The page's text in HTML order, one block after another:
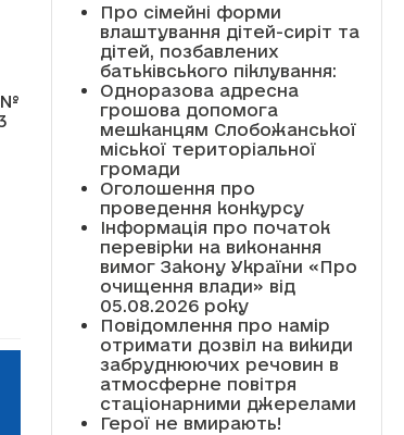
№
Про сімейні форми
влаштування дітей-сиріт та
дітей, позбавлених
батьківського піклування:
Одноразова адресна
грошова допомога
мешканцям Слобожанської
міської територіальної
громади
Оголошення про
проведення конкурсу
Інформація про початок
перевірки на виконання
вимог Закону України «Про
очищення влади» від
05.08.2026 року
Повідомлення про намір
отримати дозвіл на викиди
забруднюючих речовин в
атмосферне повітря
стаціонарними джерелами
Герої не вмирають!